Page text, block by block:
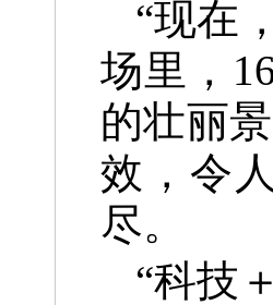
“现在
场里，
的壮丽
效，令
尽。
“科技